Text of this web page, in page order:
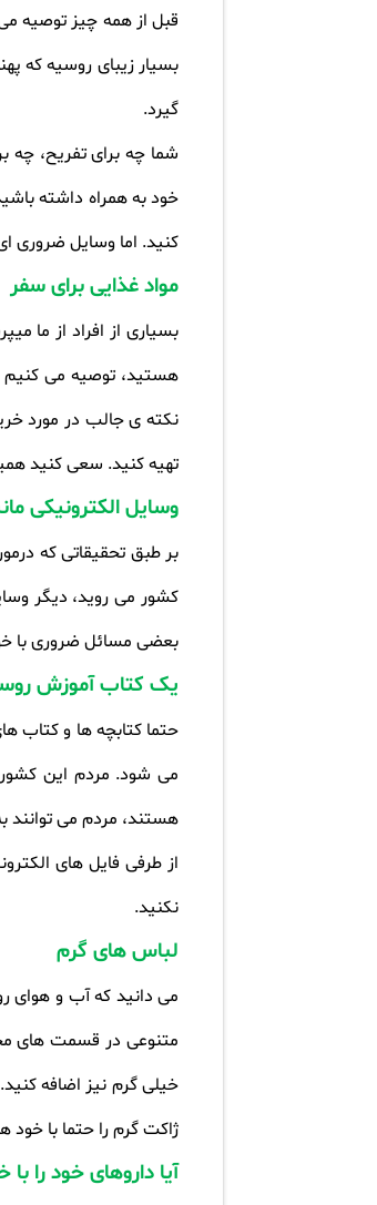
قبل از همه چیز توصیه
بسیار زیبای روسیه که
گیرد.
شما چه برای تفریح، چه
کنید. اما وسایل ضروری
مواد غذایی برای سفر
بسیاری از افراد از ما
هستید، توصیه می کنیم
نکته ی جالب در مورد
تهیه کنید. سعی کنید
وسایل الکترونیکی
بر طبق تحقیقاتی که
کشور می روید، دیگر
بعضی مسائل ضروری با
یک کتاب آموزش
حتما کتابچه ها و کتاب
می شود. مردم این
هستند، مردم می توانند
از طرفی فایل های
نکنید.
لباس های گرم
می دانید که آب و هوای
متنوعی در قسمت های
ژاکت گرم را حتما با خود
آیا داروهای خود را